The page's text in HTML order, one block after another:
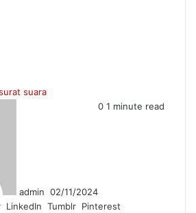
suara
admin 02/11/2024
0 1 minute read
LinkedIn Tumblr Pinterest